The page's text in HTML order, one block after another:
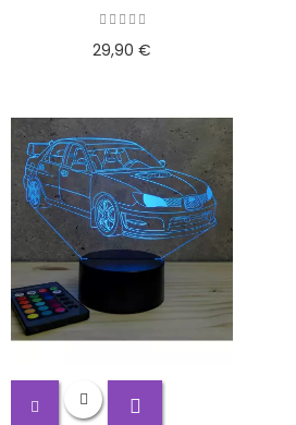
29,90 €